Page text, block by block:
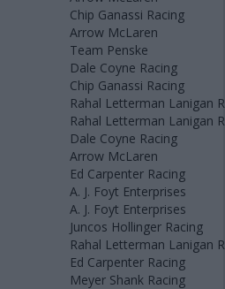
Chip Ganassi Racing
Arrow McLaren
Team Penske
Dale Coyne Racing
Chip Ganassi Racing
Rahal Letterman Lanigan
Rahal Letterman Lanigan
Dale Coyne Racing
Arrow McLaren
Ed Carpenter Racing
A. J. Foyt Enterprises
A. J. Foyt Enterprises
Juncos Hollinger Racing
Rahal Letterman Lanigan
Ed Carpenter Racing
Meyer Shank Racing